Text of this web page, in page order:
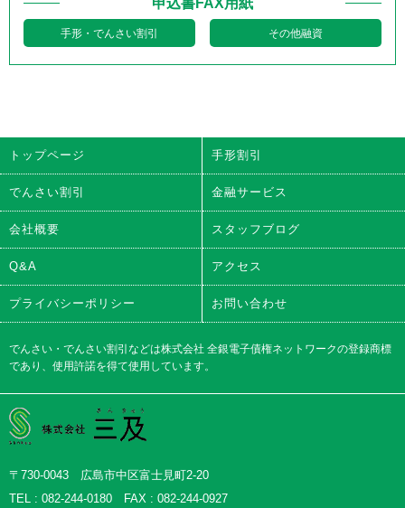
手形・でんさい割引 その他融資
トップページ 手形割引
でんさい割引 金融サービス
会社概要 スタッフブログ
Q&A アクセス
プライバシーポリシー お問い合わせ
でんさい・でんさい割引などは株式会社 全銀電子債権ネットワークの登録商標
であり、使用許諾を得て使用しています。
株式会社三及
〒730-0043 広島市中区富士見町2-20
TEL : 082-244-0180 FAX : 082-244-0927